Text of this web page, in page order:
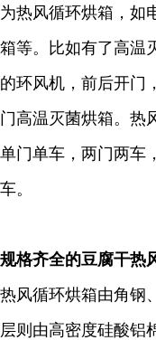
为热风循环烘箱，如
箱等。比如有了高温
的环风机，前后开门
门高温灭菌烘箱。热
单门单车，两门两车
车。
规格齐全的豆腐干热
热风循环烘箱由角钢
层则由高密度硅酸铝